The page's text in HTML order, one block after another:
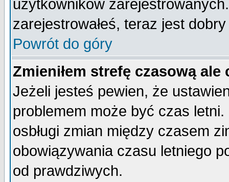
użytkowników
zarejestrowałeś, teraz jest
Powrót do góry
Zmieniłem strefę czasową
Jeżeli jesteś pewien, że
problemem może być czas
osbługi zmian między czasem
obowiązywania czasu letniego
od prawdziwych.